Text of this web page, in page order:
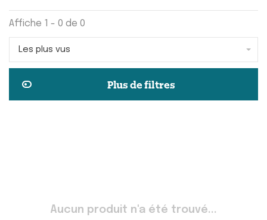
Affiche 1 - 0 de 0
Les plus vus
Plus de filtres
Aucun produit n'a été trouvé...